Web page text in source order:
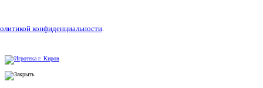
конфиденциальности.